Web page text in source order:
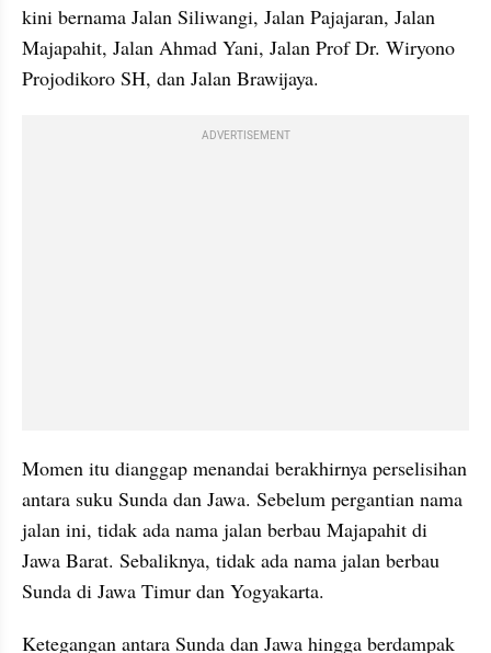
kini bernama Jalan Siliwangi, Jalan Pajajaran, Jalan
Majapahit, Jalan Ahmad Yani, Jalan Prof Dr. Wiryono
Projodikoro SH, dan Jalan Brawijaya.
ADVERTISEMENT
Momen itu dianggap menandai berakhirnya perselisihan
antara suku Sunda dan Jawa. Sebelum pergantian nama
jalan ini, tidak ada nama jalan berbau Majapahit di
Jawa Barat. Sebaliknya, tidak ada nama jalan berbau
Sunda di Jawa Timur dan Yogyakarta.
Ketegangan antara Sunda dan Jawa hingga berdampak